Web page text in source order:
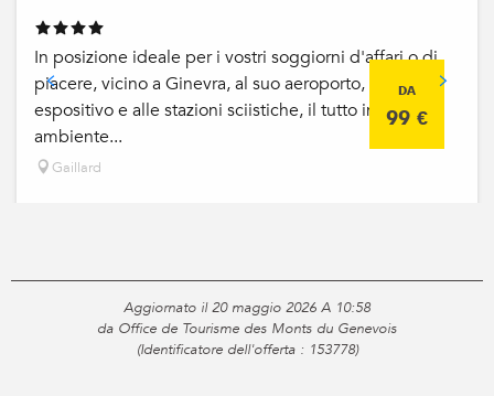
DA
99 €
In posizione ideale per i vostri soggiorni d'affari o di
piacere, vicino a Ginevra, al suo aeroporto, al centro
espositivo e alle stazioni sciistiche, il tutto in un
ambiente...
Gaillard
Aggiornato il 20 maggio 2026 A 10:58
da Office de Tourisme des Monts du Genevois
(Identificatore dell'offerta : 153778)